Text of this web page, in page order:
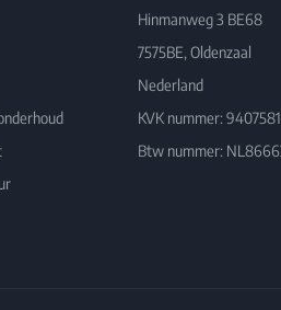
Hinmanweg 3 BE68
7575BE, Oldenzaal
Nederland
KVK nummer:
Btw nummer: